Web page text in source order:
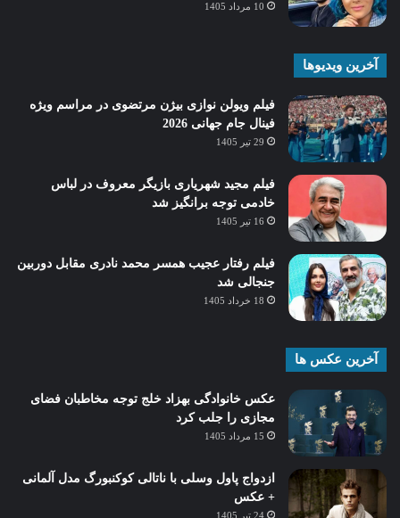
10 مرداد 1405
آخرین ویدیوها
فیلم ویولن نوازی بیژن مرتضوی در مراسم ویژه
فینال جام جهانی 2026
29 تیر 1405
فیلم مجید شهریاری بازیگر معروف در لباس
خادمی توجه برانگیز شد
16 تیر 1405
فیلم رفتار عجیب همسر محمد نادری مقابل دوربین
جنجالی شد
18 خرداد 1405
آخرین عکس ها
عکس خانوادگی بهزاد خلج توجه مخاطبان فضای
مجازی را جلب کرد
15 مرداد 1405
ازدواج پاول وسلی با ناتالی کوکنبورگ مدل آلمانی
+ عکس
24 تیر 1405